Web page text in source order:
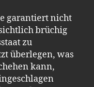
garantiert nicht
brüchig
zu
überlegen, was
kann,